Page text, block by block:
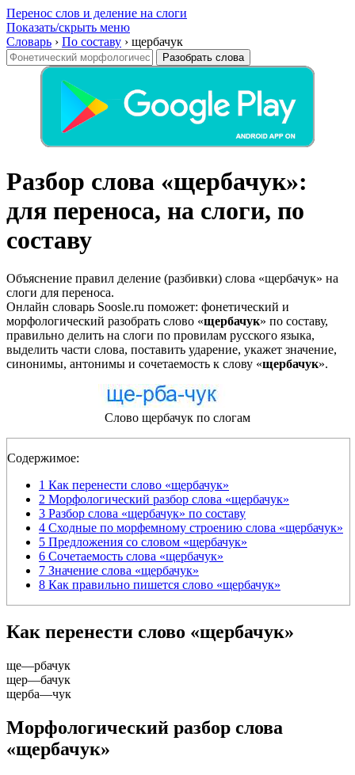
Перенос слов и деление на слоги
Показать/скрыть меню
Словарь › По составу › щербачук
Разобрать слова
Разбор слова «щербачук»:
для переноса, на слоги, по
составу
Объяснение правил деление (разбивки) слова «щербачук» на
слоги для переноса.
Онлайн словарь Soosle.ru поможет: фонетический и
морфологический разобрать слово «щербачук» по составу,
правильно делить на слоги по провилам русского языка,
выделить части слова, поставить ударение, укажет значение,
синонимы, антонимы и сочетаемость к слову «щербачук».
Слово щербачук по слогам
Содержимое:
1 Как перенести слово «щербачук»
2 Морфологический разбор слова «щербачук»
3 Разбор слова «щербачук» по составу
4 Сходные по морфемному строению слова «щербачук»
5 Предложения со словом «щербачук»
6 Сочетаемость слова «щербачук»
7 Значение слова «щербачук»
8 Как правильно пишется слово «щербачук»
Как перенести слово «щербачук»
ще—рбачук
щер—бачук
щерба—чук
Морфологический разбор слова
«щербачук»